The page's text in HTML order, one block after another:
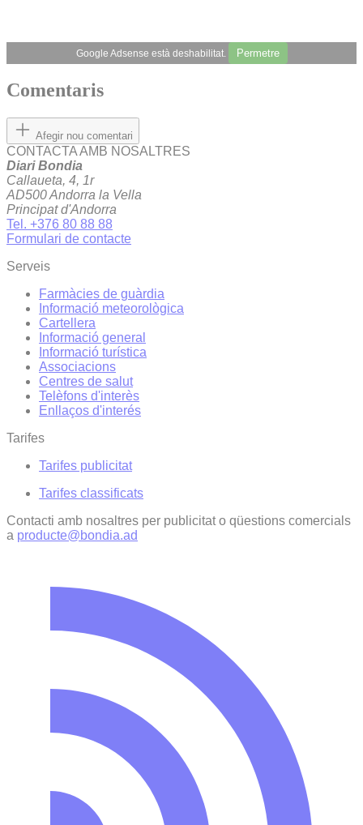
Google Adsense està deshabilitat. Permetre
Comentaris
Afegir nou comentari
CONTACTA AMB NOSALTRES
Diari Bondia
Callaueta, 4, 1r
AD500 Andorra la Vella
Principat d'Andorra
Tel. +376 80 88 88
Formulari de contacte
Serveis
Farmàcies de guàrdia
Informació meteorològica
Cartellera
Informació general
Informació turística
Associacions
Centres de salut
Telèfons d'interès
Enllaços d'interés
Tarifes
Tarifes publicitat
Tarifes classificats
Contacti amb nosaltres per publicitat o qüestions comercials
a producte@bondia.ad